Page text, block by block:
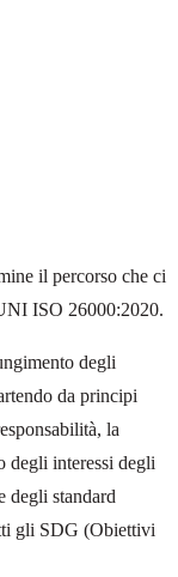
il percorso che ci
ISO 26000:2020.
degli
da principi
la
degli interessi degli
degli standard
gli SDG (Obiettivi